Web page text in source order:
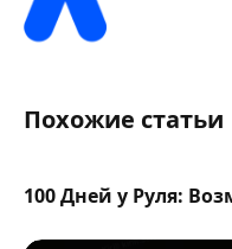
Похожие статьи
100 Дней у Руля: